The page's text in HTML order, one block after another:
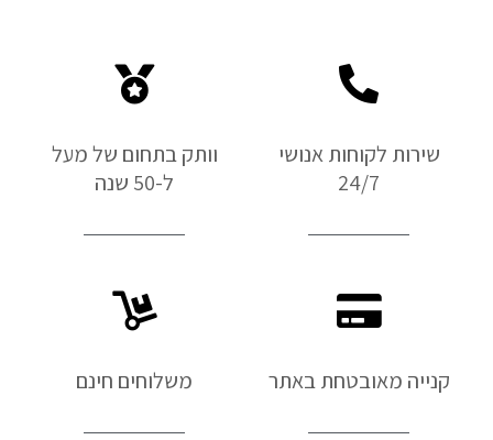
שירות לקוחות אנושי
24/7
וותק בתחום של מעל
ל-50 שנה
קנייה מאובטחת באתר משלוחים חינם